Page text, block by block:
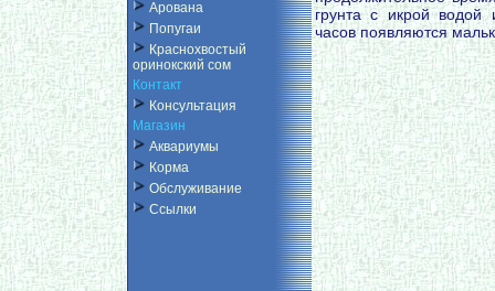
Арована
Попугаи
Краснохвостый
оринокский сом
Контакт
Консультация
Магазин
Аквариумы
Корма
Обслуживание
Ссылки
грунта с икрой водой
часов появляются